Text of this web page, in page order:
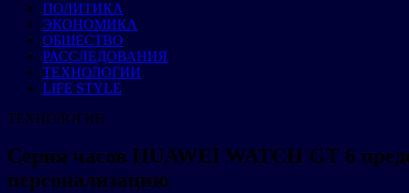
ПОЛИТИКА
ЭКОНОМИКА
ОБЩЕСТВО
РАССЛЕДОВАНИЯ
ТЕХНОЛОГИИ
LIFE STYLE
ТЕХНОЛОГИИ
Cерия часов HUAWEI WATCH GT 6
персонализацию